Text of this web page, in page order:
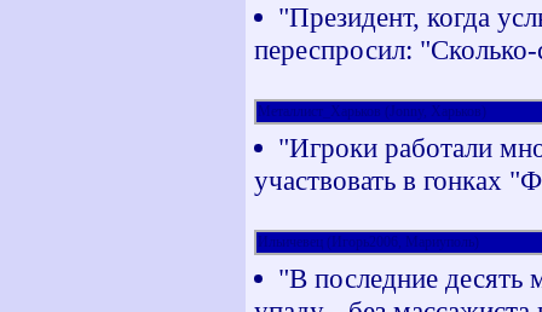
"Президент, когда
переспросил: "Сколько-
Металлист_Харьков (Jonny, Харьков)
"Игроки работали
участвовать в гонках
Ильичевец (Игорь2006, Мариуполь)
"В последние десять